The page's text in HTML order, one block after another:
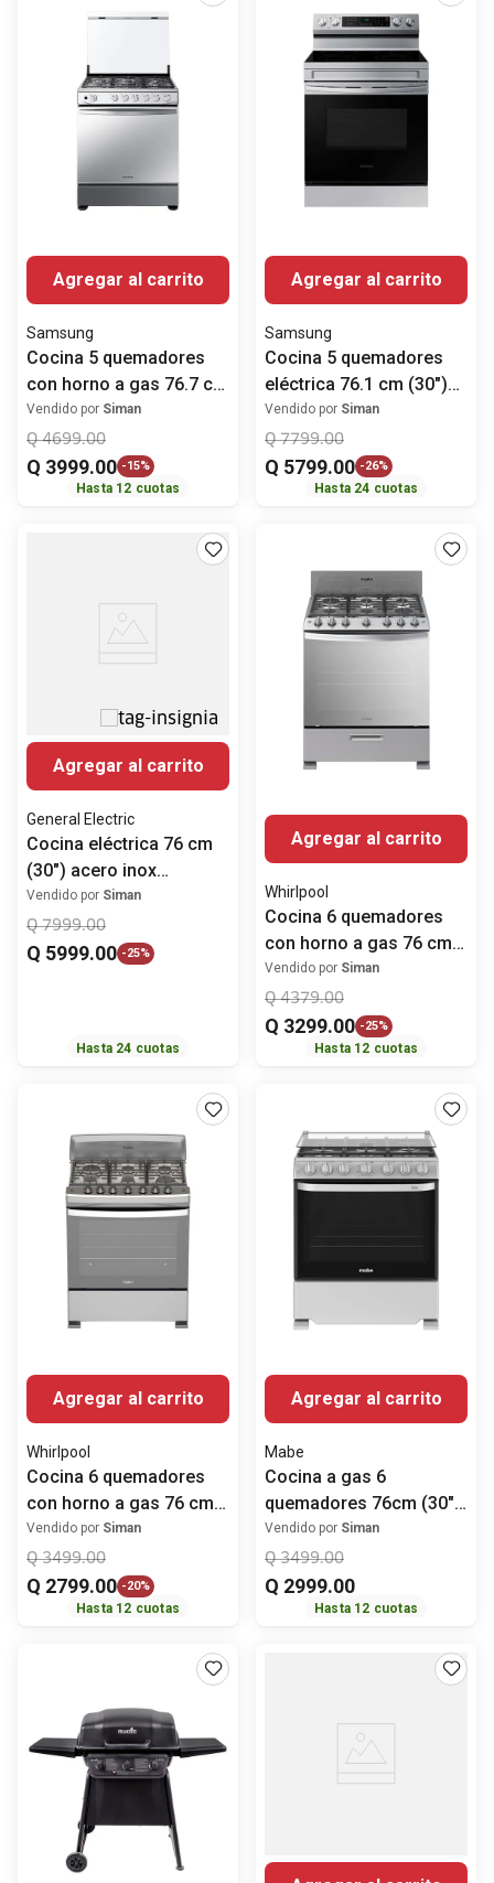
Agregar al carrito
Samsung
Cocina 5 quemadores
con horno a gas 76.7 cm
(30") NX52T7522LS/AP
Samsung
Vendido por Siman
Q 4699.00
Q 3999.00 -15%
Hasta 12 cuotas
Agregar al carrito
Samsung
Cocina 5 quemadores
eléctrica 76.1 cm (30")
NE63A6311SS/AA
Samsung
Vendido por Siman
Q 7799.00
Q 5799.00 -26%
Hasta 24 cuotas
Agregar al carrito
General Electric
Cocina eléctrica 76 cm
(30") acero inox
JCB810SKSS
Vendido por Siman
Q 7999.00
Q 5999.00 -25%
Hasta 24 cuotas
Agregar al carrito
Whirlpool
Cocina 6 quemadores
con horno a gas 76 cm
(30") LWFR3400D
Whirlpool
Vendido por Siman
Q 4379.00
Q 3299.00 -25%
Hasta 12 cuotas
Agregar al carrito
Whirlpool
Cocina 6 quemadores
con horno a gas 76 cm
(30") LWFR3000S
Whirlpool
Vendido por Siman
Q 3499.00
Q 2799.00 -20%
Hasta 12 cuotas
Agregar al carrito
Mabe
Cocina a gas 6
quemadores 76cm (30")
WEM7659CFIS3 Mabe
Vendido por Siman
Q 3499.00
Q 2999.00
Hasta 12 cuotas